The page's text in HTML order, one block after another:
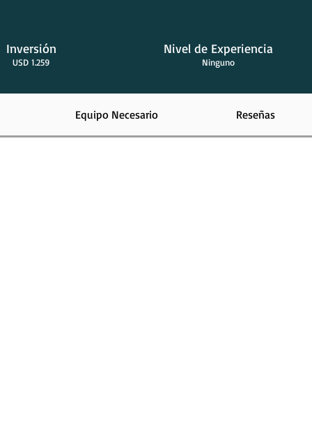
Inversión
USD 1.259
Nivel de Experiencia
Ninguno
Equipo Necesario Reseñas